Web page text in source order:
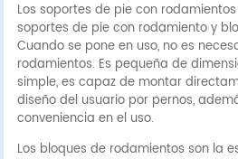
Los soportes de pie con
soportes de pie con rodamiento y
Cuando se pone en uso, no es
rodamientos. Es pequeña de
simple, es capaz de montar
diseño del usuario por pernos,
conveniencia en el uso.
Los bloques de rodamientos son la